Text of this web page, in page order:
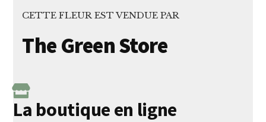
CETTE FLEUR EST VENDUE PAR
The Green Store
La boutique en ligne